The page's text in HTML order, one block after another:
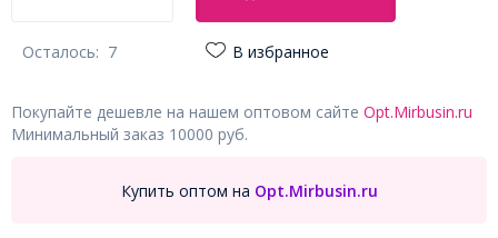
Осталось: 7 В избранное
Покупайте дешевле на нашем оптовом сайте Opt.Mirbusin.ru
Минимальный заказ 10000 руб.
Купить оптом на Opt.Mirbusin.ru